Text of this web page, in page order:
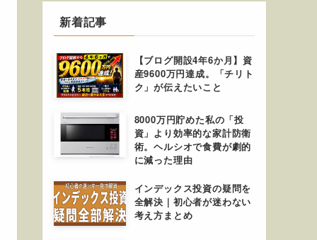
新着記事
【ブログ開設4年6か月】資
産9600万円達成。「チリト
ク」が伝えたいこと
8000万円貯めた私の「投
資」より効率的な家計防衛
術。ヘルシオで食費が劇的
に減った理由
インデックス投資の疑問を
全解決｜初心者が迷わない
考え方まとめ